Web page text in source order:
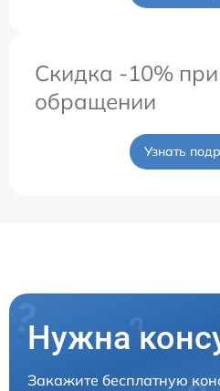
Скидка -10%
обращении
Узнать
Нужна
Закажите бесплатную